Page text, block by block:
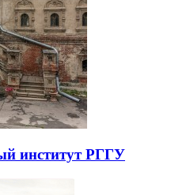
институт РГГУ